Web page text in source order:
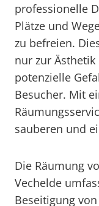
professionelle
Plätze und
zu befreien.
nur zur
potenzielle
Besucher. Mit
sauberen und
Die Räumung
Vechelde
Beseitigung